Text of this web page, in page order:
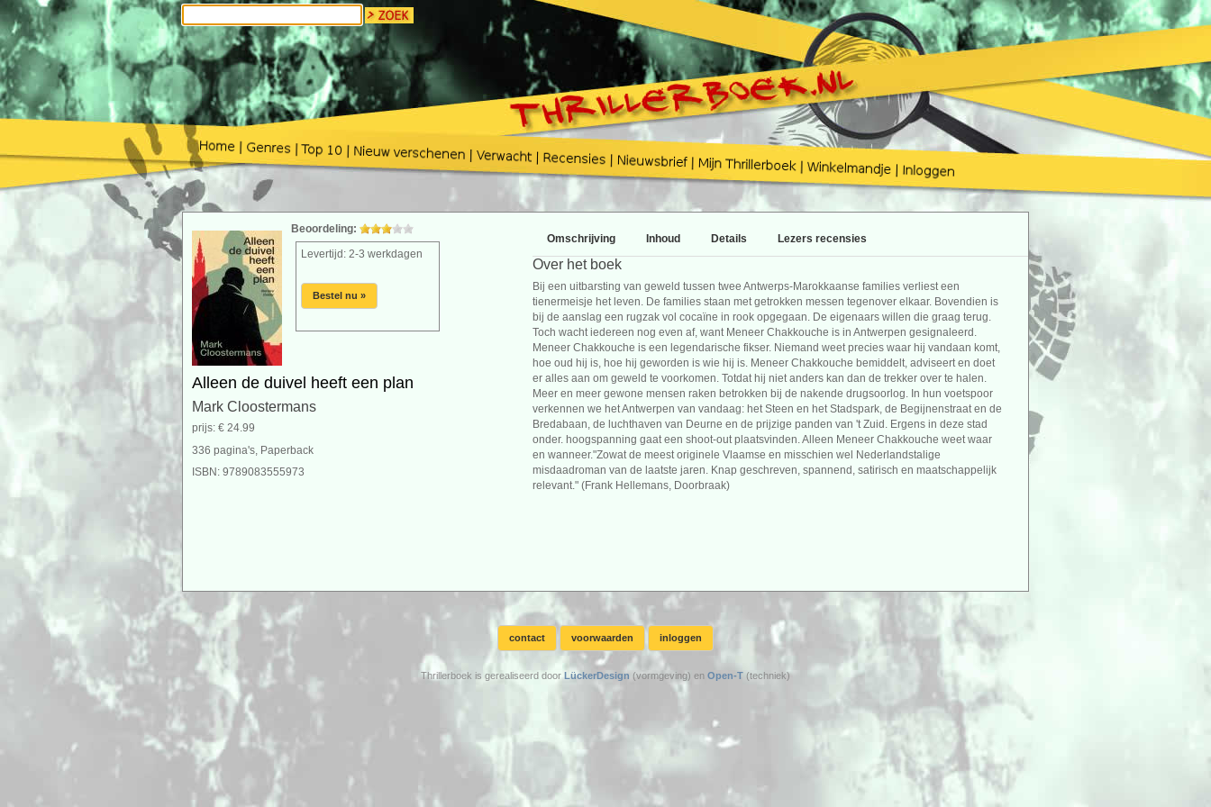
Beoordeling:
Levertijd: 2-3 werkdagen
Bestel nu »
Alleen de duivel heeft een plan
Mark Cloostermans
prijs: € 24.99
336 pagina's, Paperback
ISBN: 9789083555973
Omschrijving Inhoud Details Lezers recensies
Over het boek
Bij een uitbarsting van geweld tussen twee Antwerps-Marokkaanse families verliest een
tienermeisje het leven. De families staan met getrokken messen tegenover elkaar. Bovendien is
bij de aanslag een rugzak vol cocaïne in rook opgegaan. De eigenaars willen die graag terug.
Toch wacht iedereen nog even af, want Meneer Chakkouche is in Antwerpen gesignaleerd.
Meneer Chakkouche is een legendarische fikser. Niemand weet precies waar hij vandaan komt,
hoe oud hij is, hoe hij geworden is wie hij is. Meneer Chakkouche bemiddelt, adviseert en doet
er alles aan om geweld te voorkomen. Totdat hij niet anders kan dan de trekker over te halen.
Meer en meer gewone mensen raken betrokken bij de nakende drugsoorlog. In hun voetspoor
verkennen we het Antwerpen van vandaag: het Steen en het Stadspark, de Begijnenstraat en de
Bredabaan, de luchthaven van Deurne en de prijzige panden van 't Zuid. Ergens in deze stad
onder. hoogspanning gaat een shoot-out plaatsvinden. Alleen Meneer Chakkouche weet waar
en wanneer."Zowat de meest originele Vlaamse en misschien wel Nederlandstalige
misdaadroman van de laatste jaren. Knap geschreven, spannend, satirisch en maatschappelijk
relevant." (Frank Hellemans, Doorbraak)
contact voorwaarden inloggen
Thrillerboek is gerealiseerd door LückerDesign (vormgeving) en Open-T (techniek)